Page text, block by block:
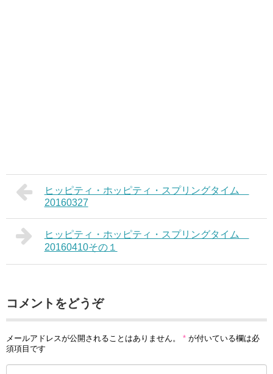
ヒッピティ・ホッピティ・スプリングタイム
20160327
ヒッピティ・ホッピティ・スプリングタイム
20160410その１
コメントをどうぞ
メールアドレスが公開されることはありません。 * が付いている欄は必
須項目です